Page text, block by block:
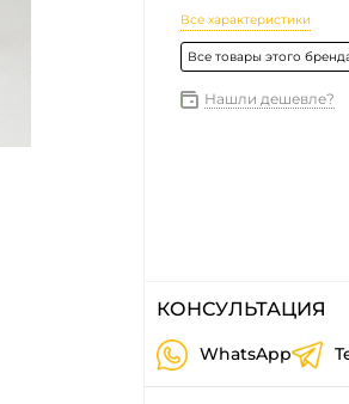
Все характеристики
Все товары этого
Нашли дешевле?
КОНСУЛЬТАЦИЯ
WhatsApp